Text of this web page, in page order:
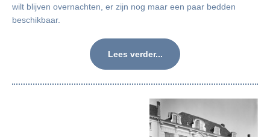
wilt blijven overnachten, er zijn nog maar een paar bedden
beschikbaar.
Lees verder...